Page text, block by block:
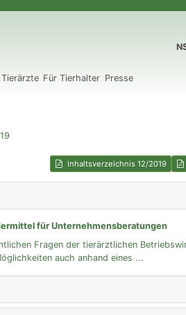
Tierärzte Für Tierhalter Presse
Inhaltsverzeichnis 12/2019
für Unternehmensberatungen
Fragen der tierärztlichen
auch anhand eines ...